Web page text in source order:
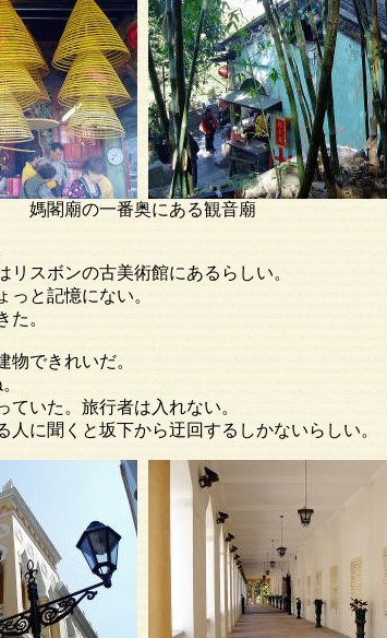
媽閣廟の一番奥にある観音廟
ボンの古美術館にあるらしい。
と記憶にない。
。
できれいだ。
た。旅行者は入れない。
くと坂下から迂回するしかないらしい。